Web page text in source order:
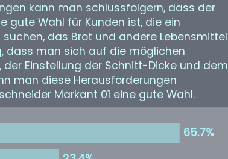
kann man schlussfolgern, dass der
gute Wahl für Kunden ist, die ein
das Brot und andere Lebensmittel
dass man sich auf die möglichen
Einstellung der Schnitt-Dicke und dem
man diese Herausforderungen
Markant 01 eine gute Wahl.